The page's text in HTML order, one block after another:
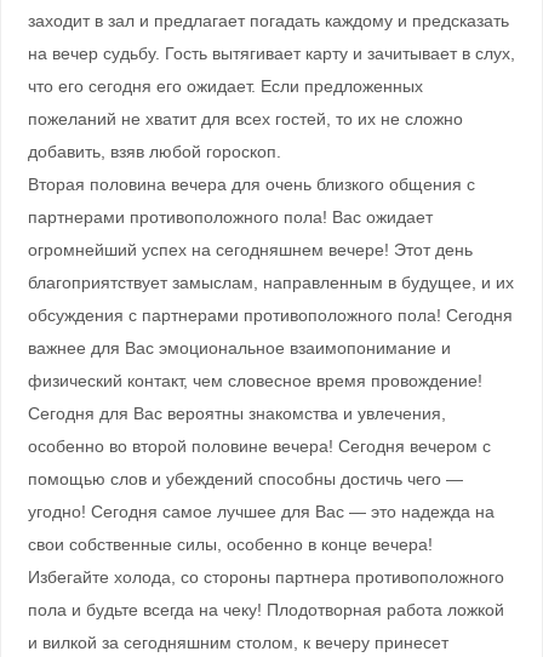
заходит в зал и предлагает погадать каждому и предсказать
на вечер судьбу. Гость вытягивает карту и зачитывает в слух,
что его сегодня его ожидает. Если предложенных
пожеланий не хватит для всех гостей, то их не сложно
добавить, взяв любой гороскоп.
Вторая половина вечера для очень близкого общения с
партнерами противоположного пола! Вас ожидает
огромнейший успех на сегодняшнем вечере! Этот день
благоприятствует замыслам, направленным в будущее, и их
обсуждения с партнерами противоположного пола! Сегодня
важнее для Вас эмоциональное взаимопонимание и
физический контакт, чем словесное время провождение!
Сегодня для Вас вероятны знакомства и увлечения,
особенно во второй половине вечера! Сегодня вечером с
помощью слов и убеждений способны достичь чего —
угодно! Сегодня самое лучшее для Вас — это надежда на
свои собственные силы, особенно в конце вечера!
Избегайте холода, со стороны партнера противоположного
пола и будьте всегда на чеку! Плодотворная работа ложкой
и вилкой за сегодняшним столом, к вечеру принесет